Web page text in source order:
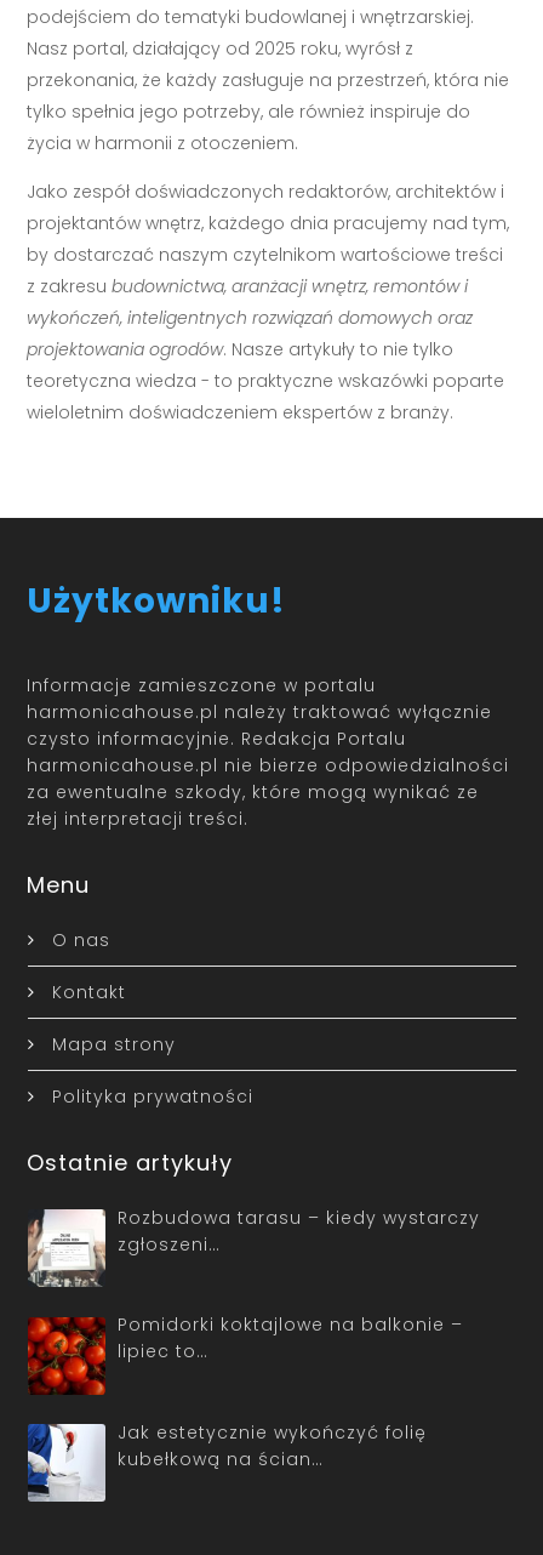
podejściem do tematyki budowlanej i wnętrzarskiej.
Nasz portal, działający od 2025 roku, wyrósł z
przekonania, że każdy zasługuje na przestrzeń, która nie
tylko spełnia jego potrzeby, ale również inspiruje do
życia w harmonii z otoczeniem.
Jako zespół doświadczonych redaktorów, architektów i
projektantów wnętrz, każdego dnia pracujemy nad tym,
by dostarczać naszym czytelnikom wartościowe treści
z zakresubudownictwa, aranżacji wnętrz, remontów i
wykończeń, inteligentnych rozwiązań domowych oraz
projektowania ogrodów. Nasze artykuły to nie tylko
teoretyczna wiedza - to praktyczne wskazówki poparte
wieloletnim doświadczeniem ekspertów z branży.
Użytkowniku!
Informacje zamieszczone w portalu
harmonicahouse.pl należy traktować wyłącznie
czysto informacyjnie. Redakcja Portalu
harmonicahouse.pl nie bierze odpowiedzialności
za ewentualne szkody, które mogą wynikać ze
złej interpretacji treści.
Menu
O nas
Kontakt
Mapa strony
Polityka prywatności
Ostatnie artykuły
Rozbudowa tarasu – kiedy wystarczy
zgłoszeni…
Pomidorki koktajlowe na balkonie –
lipiec to…
Jak estetycznie wykończyć folię
kubełkową na ścian…